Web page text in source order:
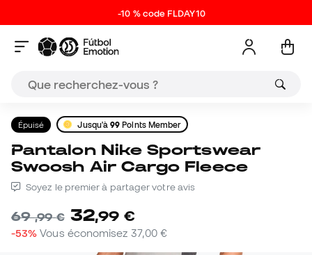
-10 % code FLDAY10
Épuisé Jusqu'à99 Points Member
Pantalon Nike Sportswear
Swoosh Air Cargo Fleece
Soyez le premier à partager votre avis
69,99 € 32,99 €
-53% Vous économisez 37,00 €